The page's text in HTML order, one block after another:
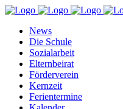
News
Die Schule
Sozialarbeit
Elternbeirat
Förderverein
Kernzeit
Ferientermine